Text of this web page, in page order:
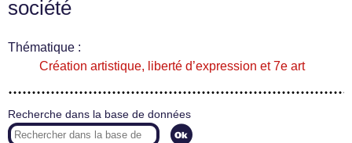
société
Thématique :
Création artistique, liberté d’expression et 7e art
Recherche dans la base de données